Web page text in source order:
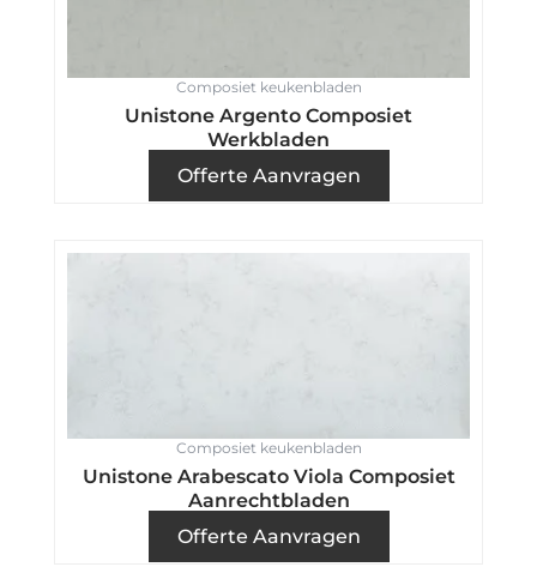
Composiet keukenbladen
Unistone Argento Composiet
Werkbladen
Offerte Aanvragen
Composiet keukenbladen
Unistone Arabescato Viola Composiet
Aanrechtbladen
Offerte Aanvragen